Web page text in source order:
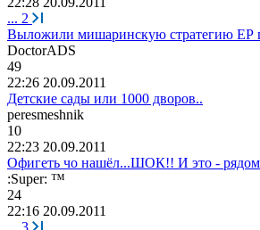
... 2
Выложили мишаринскую стратегию ЕР
DoctorADS
49
22:26 20.09.2011
Детские сады или 1000 дворов..
peresmeshnik
10
22:23 20.09.2011
Офигеть чо нашёл...ШОК!! И это -
:Super: ™
24
22:16 20.09.2011
... 3